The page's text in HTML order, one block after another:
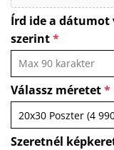
Írd ide a dátumot
szerint*
Válassz méretet*
Szeretnél